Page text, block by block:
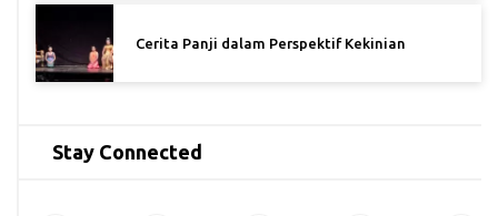
Cerita Panji dalam Perspektif Kekinian
Stay Connected